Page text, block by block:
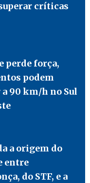
críticas
perde força,
podem
a 90 km/h no Sul
a origem do
entre
do STF, e a